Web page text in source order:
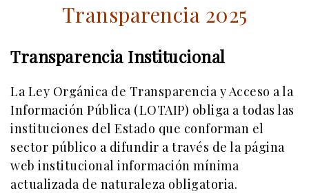
Transparencia 2025
Transparencia Institucional
La Ley Orgánica de Transparencia y Acceso a la
Información Pública (LOTAIP) obliga a todas las
instituciones del Estado que conforman el
sector público a difundir a través de la página
web institucional información mínima
actualizada de naturaleza obligatoria.